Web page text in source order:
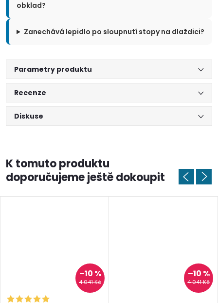
obklad?
Zanechává lepidlo po sloupnutí stopy na dlaždici?
Parametry produktu
Recenze
Diskuse
K tomuto produktu
doporučujeme ještě dokoupit
4 041 Kč
–10 %
4 041 Kč
–10 %